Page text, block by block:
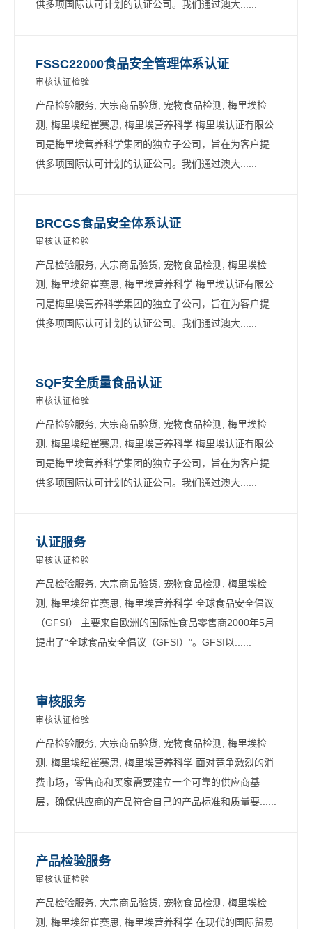
供多项国际认可计划的认证公司。我们通过澳大......
FSSC22000食品安全管理体系认证
审核认证检验
产品检验服务, 大宗商品验货, 宠物食品检测, 梅里埃检
测, 梅里埃纽崔赛思, 梅里埃营养科学 梅里埃认证有限公
司是梅里埃营养科学集团的独立子公司，旨在为客户提
供多项国际认可计划的认证公司。我们通过澳大......
BRCGS食品安全体系认证
审核认证检验
产品检验服务, 大宗商品验货, 宠物食品检测, 梅里埃检
测, 梅里埃纽崔赛思, 梅里埃营养科学 梅里埃认证有限公
司是梅里埃营养科学集团的独立子公司，旨在为客户提
供多项国际认可计划的认证公司。我们通过澳大......
SQF安全质量食品认证
审核认证检验
产品检验服务, 大宗商品验货, 宠物食品检测, 梅里埃检
测, 梅里埃纽崔赛思, 梅里埃营养科学 梅里埃认证有限公
司是梅里埃营养科学集团的独立子公司，旨在为客户提
供多项国际认可计划的认证公司。我们通过澳大......
认证服务
审核认证检验
产品检验服务, 大宗商品验货, 宠物食品检测, 梅里埃检
测, 梅里埃纽崔赛思, 梅里埃营养科学 全球食品安全倡议
（GFSI） 主要来自欧洲的国际性食品零售商2000年5月
提出了“全球食品安全倡议（GFSI）”。GFSI以......
审核服务
审核认证检验
产品检验服务, 大宗商品验货, 宠物食品检测, 梅里埃检
测, 梅里埃纽崔赛思, 梅里埃营养科学 面对竞争激烈的消
费市场，零售商和买家需要建立一个可靠的供应商基
层，确保供应商的产品符合自己的产品标准和质量要......
产品检验服务
审核认证检验
产品检验服务, 大宗商品验货, 宠物食品检测, 梅里埃检
测, 梅里埃纽崔赛思, 梅里埃营养科学 在现代的国际贸易